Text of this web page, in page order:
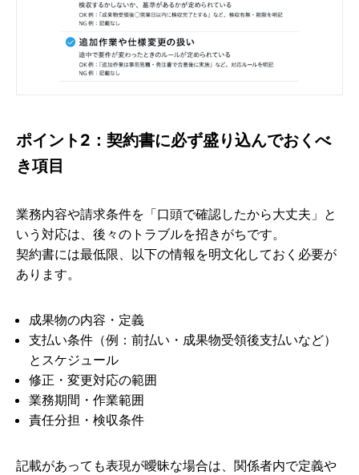
ポイント2：契約書に必ず盛り込んでおくべ
き項目
業務内容や請求条件を「口頭で確認したから大丈夫」と
いう対応は、後々のトラブルを招きがちです。
契約書には最低限、以下の情報を明文化しておく必要が
あります。
成果物の内容・定義
支払い条件（例：前払い・成果物受領後支払いなど）
とスケジュール
修正・変更対応の範囲
業務期間・作業範囲
責任分担・検収条件
記載があっても表現が曖昧な場合は、関係者内で定義や